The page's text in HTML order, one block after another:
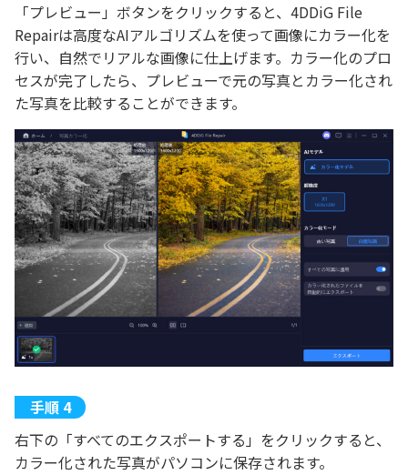
「プレビュー」ボタンをクリックすると、4DDiG File
Repairは高度なAIアルゴリズムを使って画像にカラー化を
行い、自然でリアルな画像に仕上げます。カラー化のプロ
セスが完了したら、プレビューで元の写真とカラー化され
た写真を比較することができます。
右下の「すべてのエクスポートする」をクリックすると、
カラー化された写真がパソコンに保存されます。